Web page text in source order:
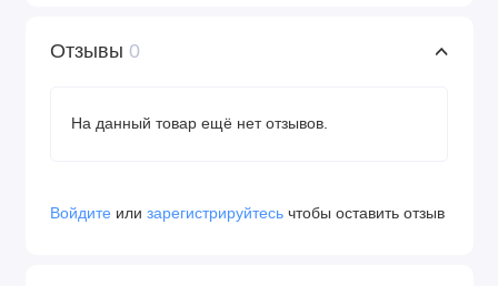
Отзывы 0
На данный товар ещё нет отзывов.
Войдите или зарегистрируйтесь чтобы оставить отзыв